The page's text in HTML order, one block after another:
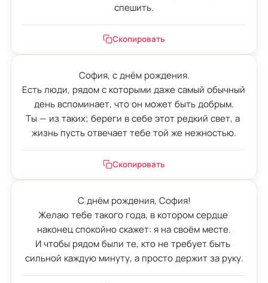
спешить.
Скопировать
София, с днём рождения.
Есть люди, рядом с которыми даже самый обычный
день вспоминает, что он может быть добрым.
Ты — из таких; береги в себе этот редкий свет, а
жизнь пусть отвечает тебе той же нежностью.
Скопировать
С днём рождения, София!
Желаю тебе такого года, в котором сердце
наконец спокойно скажет: я на своём месте.
И чтобы рядом были те, кто не требует быть
сильной каждую минуту, а просто держит за руку.